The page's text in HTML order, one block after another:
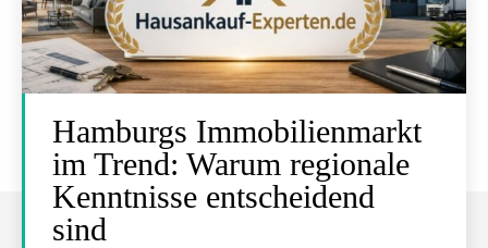
Hamburgs Immobilienmarkt
im Trend: Warum regionale
Kenntnisse entscheidend
sind